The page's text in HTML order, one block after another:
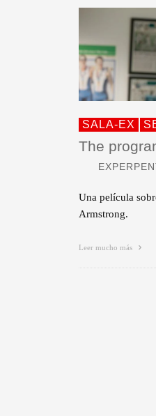
SALA-EX
The
Una película
Armstrong.
Leer mucho más